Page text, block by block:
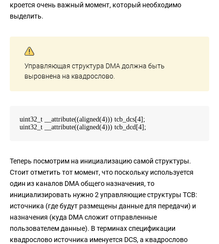
кроется очень важный момент, который необходимо
выделить.
Управляющая структура DMA должна быть
выровнена на квадрослово.
uint32_t __attribute((aligned(4))) tcb_dcs[4];
uint32_t __attribute((aligned(4))) tcb_dcd[4];
Теперь посмотрим на инициализацию самой структуры.
Стоит отметить тот момент, что поскольку используется
один из каналов DMA общего назначения, то
инициализировать нужно 2 управляющие структуры TCB:
источника (где будут размещены данные для передачи) и
назначения (куда DMA сложит отправленные
пользователем данные). В терминах спецификации
квадрослово источника именуется DCS, а квадрослово